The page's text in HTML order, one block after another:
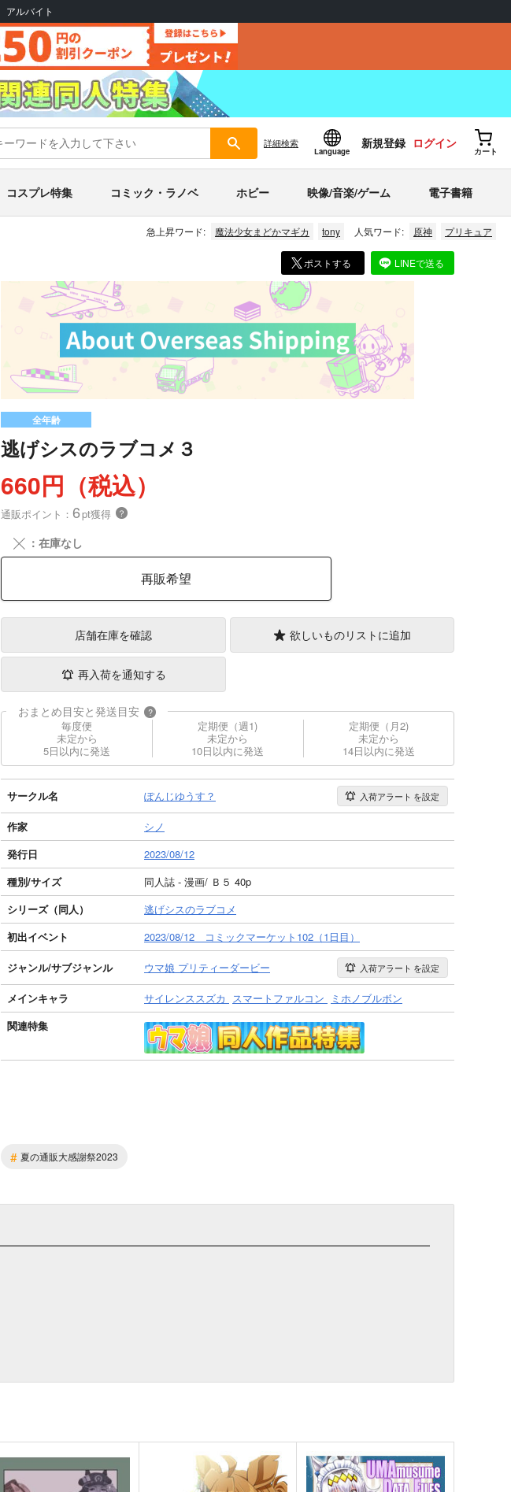
アルバイト
詳細検索
Language
新規登録 ログイン
カート
コスプレ特集 コミック・ラノベ ホビー 映像/音楽/ゲーム 電子書籍
急上昇ワード: 魔法少女まどかマギカ tony 人気ワード: 原神 プリキュア
ポストする LINEで送る
全年齢
逃げシスのラブコメ３
660円（税込）
通販ポイント： 6pt獲得 ？
╳ ：在庫なし
再販希望
店舗在庫を確認 欲しいものリストに追加
再入荷を通知する
おまとめ目安と発送目安 ?
毎度便
未定から
5日以内に発送
定期便（週1)
未定から
10日以内に発送
定期便（月2)
未定から
14日以内に発送
サークル名 ぽんじゆうす？ 入荷アラート を設定
作家
シノ
発行日
2023/08/12
種別/サイズ
同人誌 - 漫画/ Ｂ５ 40p
シリーズ（同人）
逃げシスのラブコメ
初出イベント
2023/08/12 コミックマーケット102（1日目）
ジャンル/サブジャンル ウマ娘 プリティーダービー 入荷アラート を設定
メインキャラ サイレンススズカ スマートファルコン
ミホノブルボン
関連特集
# 夏の通販大感謝祭2023